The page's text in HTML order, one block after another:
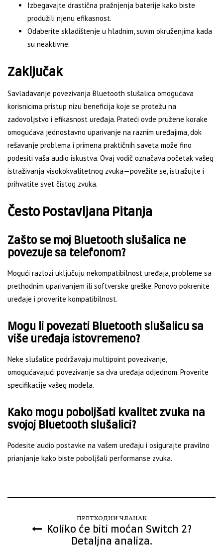
Izbegavajte drastična pražnjenja baterije kako biste
produžili njenu efikasnost.
Odaberite skladištenje u hladnim, suvim okruženjima kada
su neaktivne.
Zaključak
Savladavanje povezivanja Bluetooth slušalica omogućava
korisnicima pristup nizu beneficija koje se protežu na
zadovoljstvo i efikasnost uređaja. Prateći ovde pružene korake
omogućava jednostavno uparivanje na raznim uređajima, dok
rešavanje problema i primena praktičnih saveta može fino
podesiti vaša audio iskustva. Ovaj vodič označava početak vašeg
istraživanja visokokvalitetnog zvuka—povežite se, istražujte i
prihvatite svet čistog zvuka.
Često Postavljana Pitanja
Zašto se moj Bluetooth slušalica ne
povezuje sa telefonom?
Mogući razlozi uključuju nekompatibilnost uređaja, probleme sa
prethodnim uparivanjem ili softverske greške. Ponovo pokrenite
uređaje i proverite kompatibilnost.
Mogu li povezati Bluetooth slušalicu sa
više uređaja istovremeno?
Neke slušalice podržavaju multipoint povezivanje,
omogućavajući povezivanje sa dva uređaja odjednom. Proverite
specifikacije vašeg modela.
Kako mogu poboljšati kvalitet zvuka na
svojoj Bluetooth slušalici?
Podesite audio postavke na vašem uređaju i osigurajte pravilno
prianjanje kako biste poboljšali performanse zvuka.
ПРЕТХОДНИ ЧЛАНАК
Koliko će biti moćan Switch 2?
Detaljna analiza.